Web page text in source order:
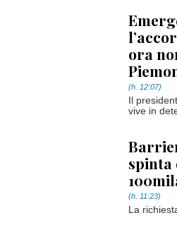
ora
(h. 12:07)
Il
vive in
spinta
(h. 11:23)
La